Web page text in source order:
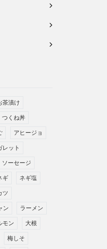
茶漬け
つくね丼
アヒージョ
レット
ソーセージ
ギ ネギ塩
ツ
ン ラーメン
モン 大根
梅しそ